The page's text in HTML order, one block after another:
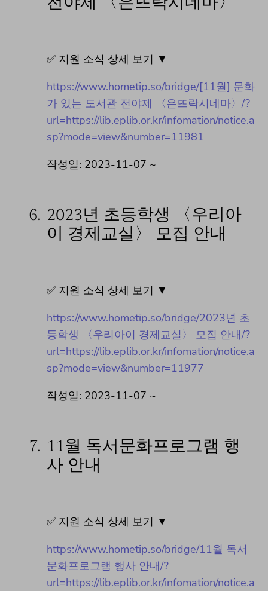
✅ 지원 소식 상세 보기 ▼
https://www.hometip.so/bridge/[11월] 문화
가 있는 도서관 전야제 〈은뜨락시네마〉/?
url=https://lib.eplib.or.kr/infomation/notice.a
sp?mode=view&number=11981
작성일: 2023-11-07 ~
6. 2023년 초등학생 〈우리아
이 경제교실〉 모집 안내
✅ 지원 소식 상세 보기 ▼
https://www.hometip.so/bridge/2023년 초
등학생 〈우리아이 경제교실〉 모집 안내/?
url=https://lib.eplib.or.kr/infomation/notice.a
sp?mode=view&number=11977
작성일: 2023-11-07 ~
7. 11월 독서문화프로그램 행
사 안내
✅ 지원 소식 상세 보기 ▼
https://www.hometip.so/bridge/11월 독서
문화프로그램 행사 안내/?
url=https://lib.eplib.or.kr/infomation/notice.a